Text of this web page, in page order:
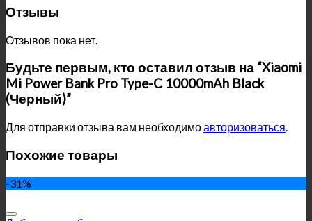
Отзывы
Отзывов пока нет.
Будьте первым, кто оставил отзыв на “Xiaomi
Mi Power Bank Pro Type-C 10000mAh Black
(Черный)”
Для отправки отзыва вам необходимоавторизоваться.
Похожие товары
-31%